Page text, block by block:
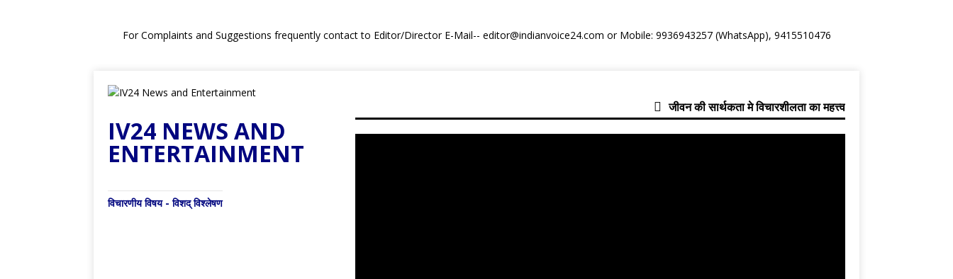
For Complaints and Suggestions frequently contact to Editor/Director E-Mail-- editor@indianvoice24.com or Mobile: 9936943257 (WhatsApp), 9415510476
IV24 NEWS AND
ENTERTAINMENT
विचारणीय विषय - विशद् विश्लेषण
जीवन की सार्थकता मे विचारशीलता का महत्त्व